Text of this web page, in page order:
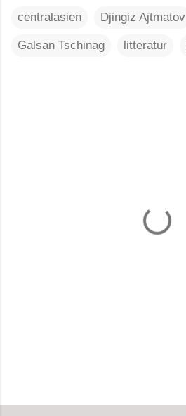
centralasien Djingiz Ajtmatov
Galsan Tschinag litteratur